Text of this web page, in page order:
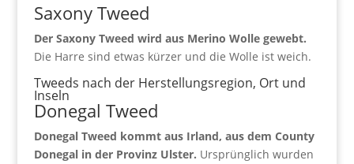
Saxony Tweed
Der Saxony Tweed wird aus Merino Wolle gewebt.
Die Harre sind etwas kürzer und die Wolle ist weich.
Tweeds nach der Herstellungsregion, Ort und
Inseln
Donegal Tweed
Donegal Tweed kommt aus Irland, aus dem County
Donegal in der Provinz Ulster. Ursprünglich wurden